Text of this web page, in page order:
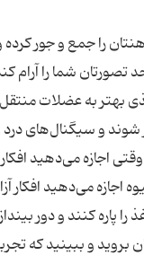
را جمع و جور
شما را آرام
به عضلات
و سیگنال‌های درد
اجازه می‌دهید
اجازه می‌دهید افکار
کنند و دور
و ببینید که